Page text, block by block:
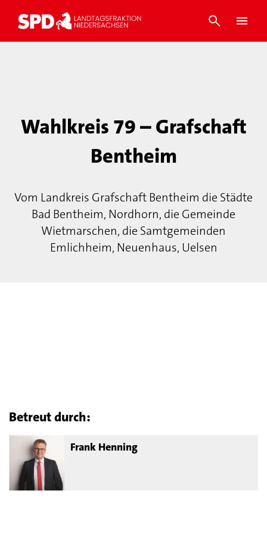
Wahlkreis 79 – Grafschaft
Bentheim
Vom Landkreis Grafschaft Bentheim die Städte
Bad Bentheim, Nordhorn, die Gemeinde
Wietmarschen, die Samtgemeinden
Emlichheim, Neuenhaus, Uelsen
Betreut durch:
Frank Henning